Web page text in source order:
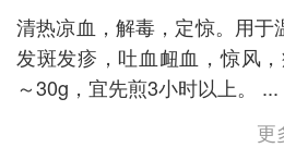
清热凉血，解毒，定惊。用于
发斑发疹，吐血衄血，惊风
～30g，宜先煎3小时以上。 ...
更